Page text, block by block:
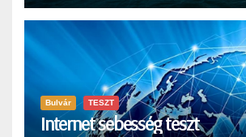
Bulvár TESZT
Internet sebesség teszt